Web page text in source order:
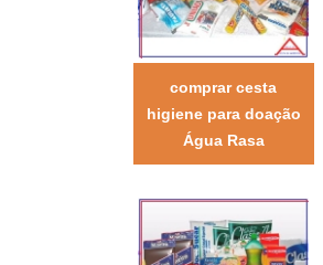
comprar cesta
higiene para doação
Água Rasa